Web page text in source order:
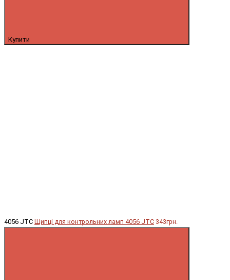
Купити
4056 JTC Щипці для контрольних ламп 4056 JTC 343грн.